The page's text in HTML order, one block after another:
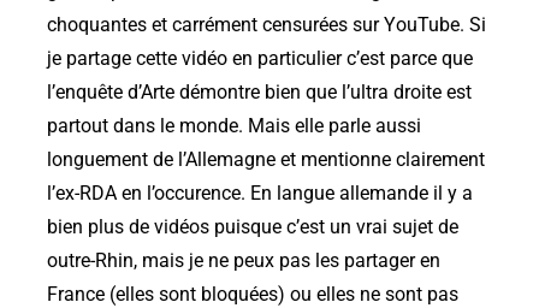
choquantes et carrément censurées sur YouTube. Si
je partage cette vidéo en particulier c’est parce que
l’enquête d’Arte démontre bien que l’ultra droite est
partout dans le monde. Mais elle parle aussi
longuement de l’Allemagne et mentionne clairement
l’ex-RDA en l’occurence. En langue allemande il y a
bien plus de vidéos puisque c’est un vrai sujet de
outre-Rhin, mais je ne peux pas les partager en
France (elles sont bloquées) ou elles ne sont pas